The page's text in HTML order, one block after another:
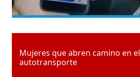
Mujeres que abren camino en el
autotransporte